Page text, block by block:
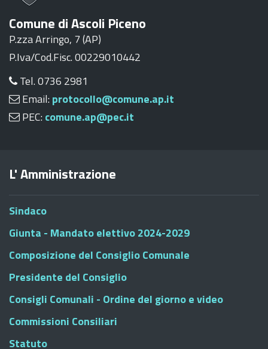
Comune di Ascoli Piceno
P.zza Arringo, 7 (AP)
P.Iva/Cod.Fisc. 00229010442
Tel. 0736 2981
Email: protocollo@comune.ap.it
PEC: comune.ap@pec.it
L' Amministrazione
Sindaco
Giunta - Mandato elettivo 2024-2029
Composizione del Consiglio Comunale
Presidente del Consiglio
Consigli Comunali - Ordine del giorno e video
Commissioni Consiliari
Statuto